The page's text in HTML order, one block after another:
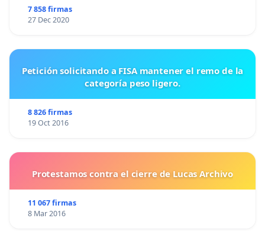
7 858 firmas
27 Dec 2020
Petición solicitando a FISA mantener el remo de la
categoría peso ligero.
8 826 firmas
19 Oct 2016
Protestamos contra el cierre de Lucas Archivo
11 067 firmas
8 Mar 2016